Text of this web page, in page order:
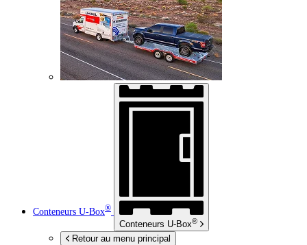
Conteneurs U-Box®
Conteneurs U-Box®
Retour au menu principal